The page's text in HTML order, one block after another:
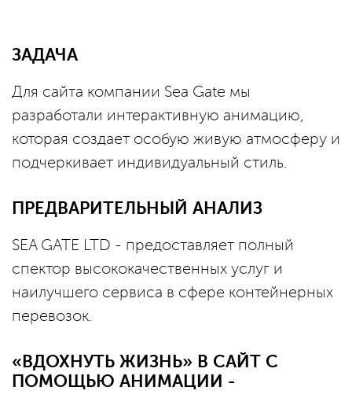
ЗАДАЧА
Для сайта компании Sea Gate мы
разработали интерактивную анимацию,
которая создает особую живую атмосферу и
подчеркивает индивидуальный стиль.
ПРЕДВАРИТЕЛЬНЫЙ АНАЛИЗ
SEA GATE LTD - предоставляет полный
спектор высококачественных услуг и
наилучшего сервиса в сфере контейнерных
перевозок.
«ВДОХНУТЬ ЖИЗНЬ» В САЙТ С
ПОМОЩЬЮ АНИМАЦИИ -